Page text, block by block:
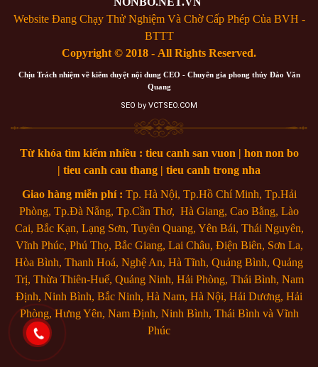
Website Đang Chạy Thử Nghiệm Và Chờ Cấp Phép Của BVH -
BTTT
Copyright © 2018 - All Rights Reserved.
Chịu Trách nhiệm về kiểm duyệt nội dung CEO - Chuyên gia phong thủy Đào Văn
Quang
SEO by VCTSEO.COM
Từ khóa tìm kiếm nhiều : tieu canh san vuon | hon non bo
| tieu canh cau thang | tieu canh trong nha
Giao hàng miễn phí : Tp. Hà Nội, Tp.Hồ Chí Minh, Tp.Hải
Phòng, Tp.Đà Nẵng, Tp.Cần Thơ, Hà Giang, Cao Bằng, Lào
Cai, Bắc Kạn, Lạng Sơn, Tuyên Quang, Yên Bái, Thái Nguyên,
Vĩnh Phúc, Phú Thọ, Bắc Giang, Lai Châu, Điện Biên, Sơn La,
Hòa Bình, Thanh Hoá, Nghệ An, Hà Tĩnh, Quảng Bình, Quảng
Trị, Thừa Thiên-Huế, Quảng Ninh, Hải Phòng, Thái Bình, Nam
Định, Ninh Bình, Bắc Ninh, Hà Nam, Hà Nội, Hải Dương, Hải
Phòng, Hưng Yên, Nam Định, Ninh Bình, Thái Bình và Vĩnh
Phúc